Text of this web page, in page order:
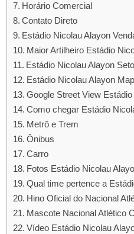
Horário Comercial
Contato Direto
Estádio Nicolau Alayon
Maior Artilheiro Estádio
Estádio Nicolau Alayon
Estádio Nicolau Alayon
Google Street View
Como chegar Estádio
Metrô e Trem
Ônibus
Carro
Fotos Estádio Nicolau
Qual time pertence a
Hino Oficial do Nacional
Mascote Nacional Atlético
Vídeo Estádio Nicolau